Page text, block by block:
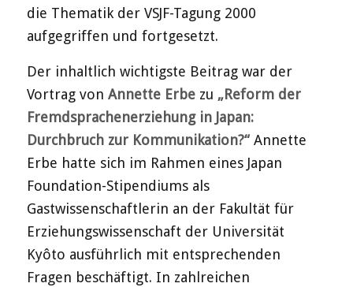
die Thematik der VSJF-Tagung 2000
aufgegriffen und fortgesetzt.
Der inhaltlich wichtigste Beitrag war der
Vortrag von Annette Erbe zu „Reform der
Fremdsprachenerziehung in Japan:
Durchbruch zur Kommunikation?“Annette
Erbe hatte sich im Rahmen eines Japan
Foundation-Stipendiums als
Gastwissenschaftlerin an der Fakultät für
Erziehungswissenschaft der Universität
Kyôto ausführlich mit entsprechenden
Fragen beschäftigt. In zahlreichen